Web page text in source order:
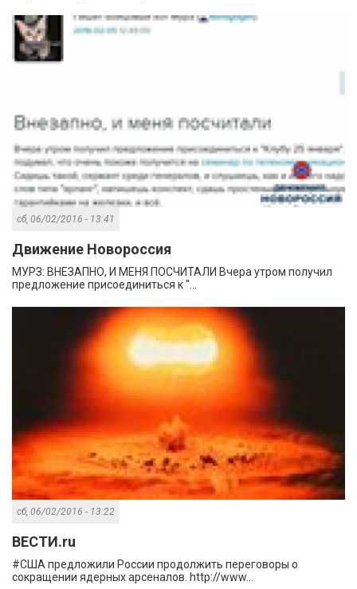
сб, 06/02/2016 - 13:41
Движение Новороссия
МУРЗ: ВНЕЗАПНО, И МЕНЯ ПОСЧИТАЛИ Вчера утром получил
предложение присоединиться к "...
сб, 06/02/2016 - 13:22
ВЕСТИ.ru
#США предложили России продолжить переговоры о
сокращении ядерных арсеналов. http://www...